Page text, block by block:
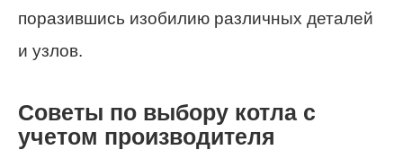
поразившись изобилию различных деталей
и узлов.
Советы по выбору котла с
учетом производителя